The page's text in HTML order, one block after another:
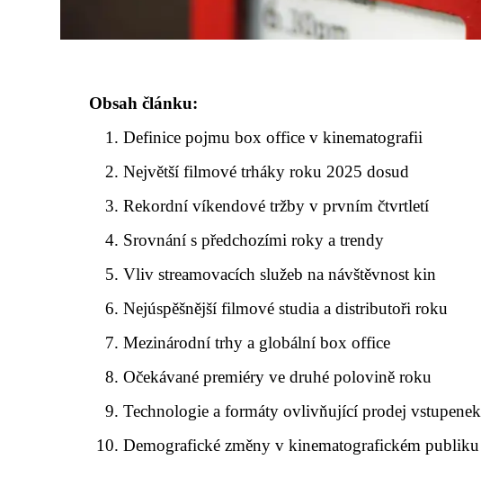
Obsah článku:
Definice pojmu box office v kinematografii
Největší filmové trháky roku 2025 dosud
Rekordní víkendové tržby v prvním čtvrtletí
Srovnání s předchozími roky a trendy
Vliv streamovacích služeb na návštěvnost kin
Nejúspěšnější filmové studia a distributoři roku
Mezinárodní trhy a globální box office
Očekávané premiéry ve druhé polovině roku
Technologie a formáty ovlivňující prodej vstupenek
Demografické změny v kinematografickém publiku